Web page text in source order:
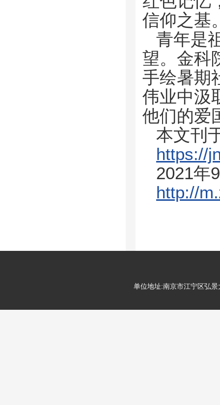
信仰之基
青年是
望。金科
手绘暑期
伟业中汲
他们的爱
本文刊
https://
2021年
http://
单位地址:南京市江宁区弘